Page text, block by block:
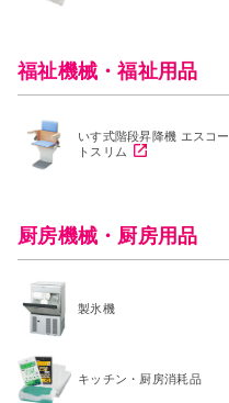
福祉機械・福祉用品
いす式階段昇降機 エスコー
トスリム
厨房機械・厨房用品
製氷機
キッチン・厨房消耗品